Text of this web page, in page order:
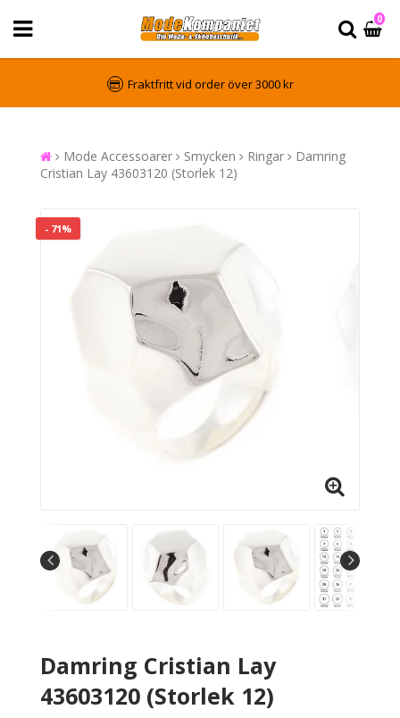
0
Fraktfritt vid order över 3000 kr
Mode Accessoarer Smycken Ringar
Damring
Cristian Lay 43603120 (Storlek 12)
- 71%
Damring Cristian Lay
43603120 (Storlek 12)